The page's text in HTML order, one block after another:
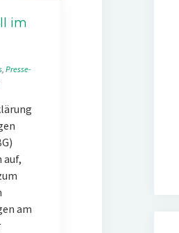
im
, Presse-
auf,
am